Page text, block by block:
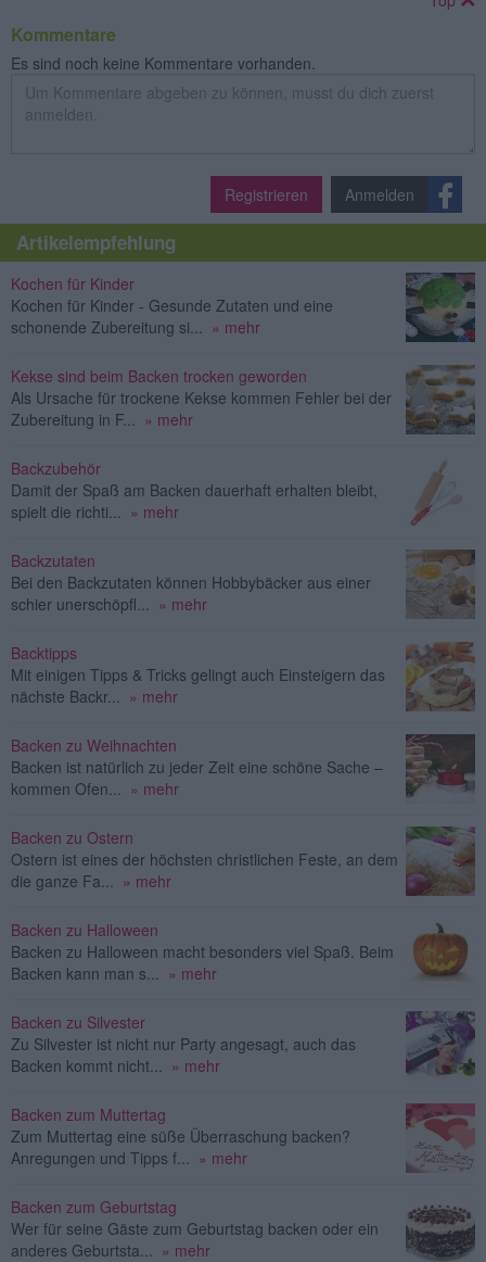
Kommentare
Es sind noch keine Kommentare vorhanden.
Registrieren Anmelden
Artikelempfehlung
Kochen für Kinder
Kochen für Kinder - Gesunde Zutaten und eine
schonende Zubereitung si...
» mehr
Kekse sind beim Backen trocken geworden
Als Ursache für trockene Kekse kommen Fehler bei der
Zubereitung in F...
» mehr
Backzubehör
Damit der Spaß am Backen dauerhaft erhalten bleibt,
spielt die richti...
» mehr
Backzutaten
Bei den Backzutaten können Hobbybäcker aus einer
schier unerschöpfl...
» mehr
Backtipps
Mit einigen Tipps & Tricks gelingt auch Einsteigern das
nächste Backr...
» mehr
Backen zu Weihnachten
Backen ist natürlich zu jeder Zeit eine schöne Sache –
kommen Ofen...
» mehr
Backen zu Ostern
Ostern ist eines der höchsten christlichen Feste, an dem
die ganze Fa...
» mehr
Backen zu Halloween
Backen zu Halloween macht besonders viel Spaß. Beim
Backen kann man s...
» mehr
Backen zu Silvester
Zu Silvester ist nicht nur Party angesagt, auch das
Backen kommt nicht...
» mehr
Backen zum Muttertag
Zum Muttertag eine süße Überraschung backen?
Anregungen und Tipps f...
» mehr
Backen zum Geburtstag
Wer für seine Gäste zum Geburtstag backen oder ein
anderes Geburtsta...
» mehr